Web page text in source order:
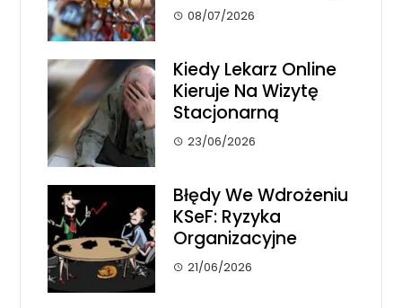
08/07/2026
Kiedy Lekarz Online
Kieruje Na Wizytę
Stacjonarną
23/06/2026
Błędy We Wdrożeniu
KSeF: Ryzyka
Organizacyjne
21/06/2026